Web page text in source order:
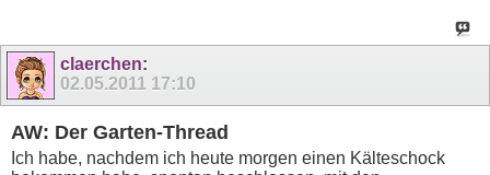
claerchen:
02.05.2011 17:10
AW: Der Garten-Thread
Ich habe, nachdem ich heute morgen einen Kälteschock